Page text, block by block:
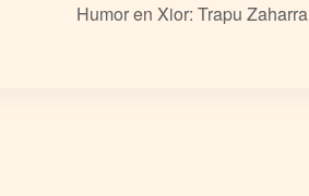
Humor en Xior: Trapu Zaharra